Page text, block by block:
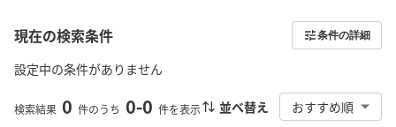
現在の検索条件 条件の詳細
設定中の条件がありません
検索結果 0 件のうち 0-0 件を表示 並べ替え おすすめ順